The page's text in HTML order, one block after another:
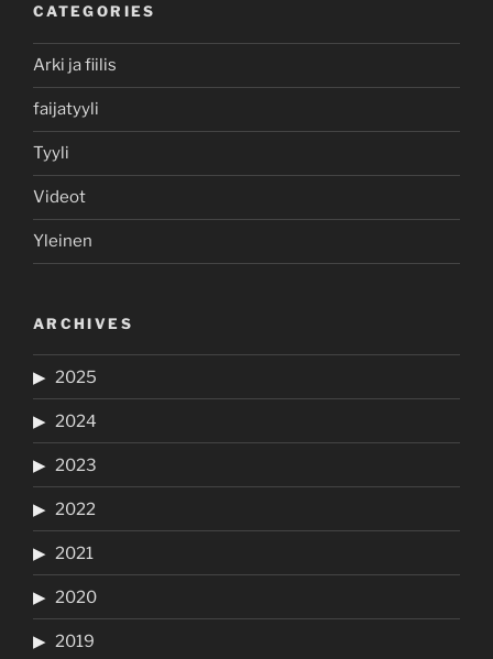
CATEGORIES
Arki ja fiilis
faijatyyli
Tyyli
Videot
Yleinen
ARCHIVES
2025
2024
2023
2022
2021
2020
2019